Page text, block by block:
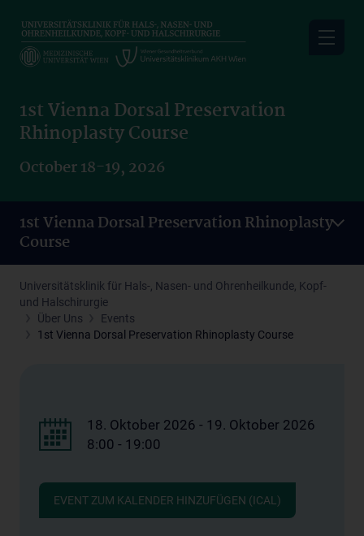
main
content
1st Vienna Dorsal Preservation
Rhinoplasty Course
October 18-19, 2026
1st Vienna Dorsal Preservation Rhinoplasty
Course
Universitätsklinik für Hals-, Nasen- und Ohrenheilkunde, Kopf-
und Halschirurgie
Über Uns
Events
1st Vienna Dorsal Preservation Rhinoplasty Course
18. Oktober 2026 - 19. Oktober 2026
8:00 - 19:00
EVENT ZUM KALENDER HINZUFÜGEN (ICAL)